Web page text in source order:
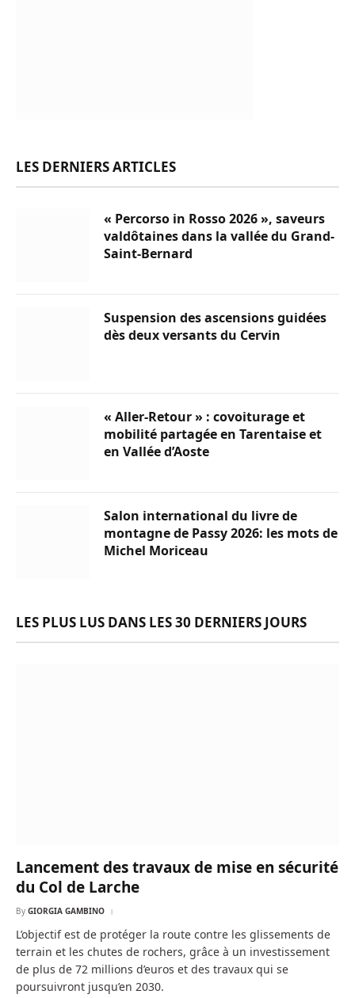
LES DERNIERS ARTICLES
« Percorso in Rosso 2026 », saveurs
valdôtaines dans la vallée du Grand-
Saint-Bernard
Suspension des ascensions guidées
dès deux versants du Cervin
« Aller-Retour » : covoiturage et
mobilité partagée en Tarentaise et
en Vallée d’Aoste
Salon international du livre de
montagne de Passy 2026: les mots de
Michel Moriceau
LES PLUS LUS DANS LES 30 DERNIERS JOURS
Lancement des travaux de mise en sécurité
du Col de Larche
By GIORGIA GAMBINO
L’objectif est de protéger la route contre les glissements de
terrain et les chutes de rochers, grâce à un investissement
de plus de 72 millions d’euros et des travaux qui se
poursuivront jusqu’en 2030.